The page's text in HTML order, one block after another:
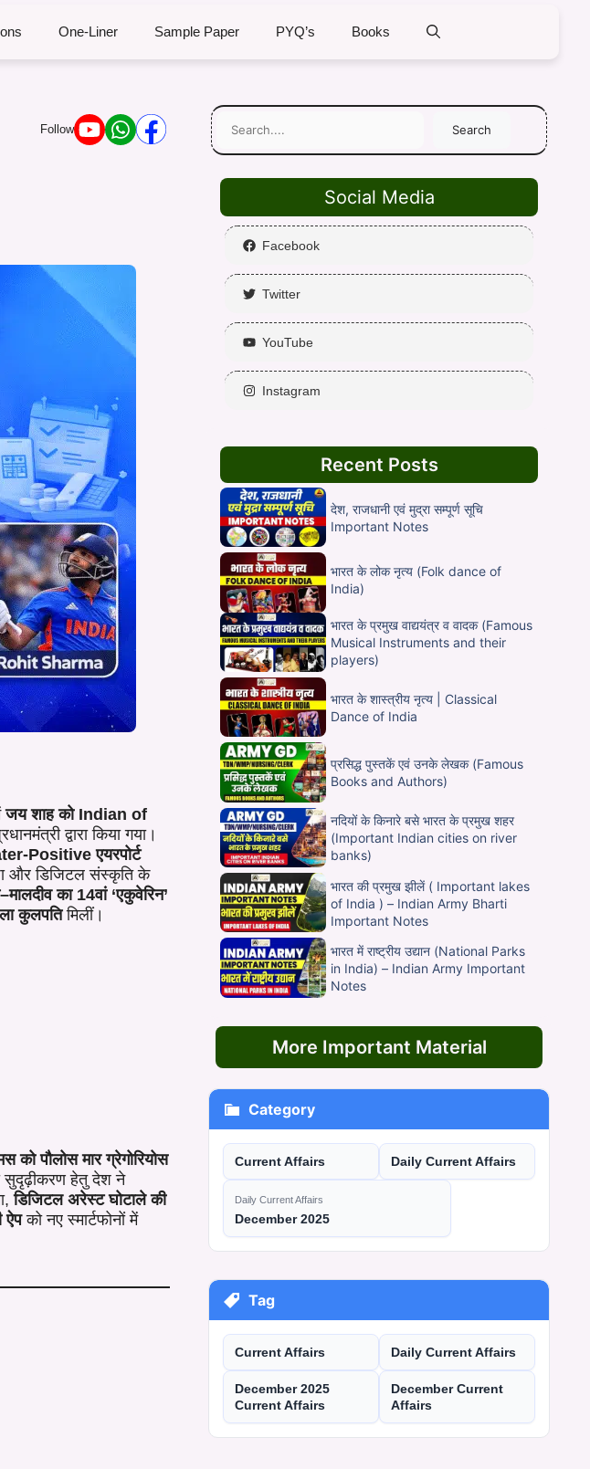
One-Liner Sample Paper PYQ’s Books
Follow
जय शाह को Indian of
द्वारा किया गया।
Positive एयरपोर्ट
और डिजिटल संस्कृति के
का 14वां ‘एकुवेरिन’
कुलपतिमिलीं।
को पौलोस मार ग्रेगोरियोस
सुदृढ़ीकरण हेतु देश ने
डिजिटल अरेस्ट घोटाले की
ऐपको नए स्मार्टफोनों में
Search
Social Media
Facebook
Twitter
YouTube
Instagram
Recent Posts
देश, राजधानी एवं मुद्रा सम्पूर्ण सूचि
Important Notes
भारत के लोक नृत्य (Folk dance of
India)
भारत के प्रमुख वाद्ययंत्र व वादक (Famous
Musical Instruments and their
players)
भारत के शास्त्रीय नृत्य | Classical
Dance of India
प्रसिद्ध पुस्तकें एवं उनके लेखक (Famous
Books and Authors)
नदियों के किनारे बसे भारत के प्रमुख शहर
(Important Indian cities on river
banks)
भारत की प्रमुख झीलें ( Important lakes
of India ) – Indian Army Bharti
Important Notes
भारत में राष्ट्रीय उद्यान (National Parks
in India) – Indian Army Important
Notes
More Important Material
Category
Current Affairs Daily Current Affairs
Daily Current Affairs
December 2025
Tag
Current Affairs Daily Current Affairs
December 2025
Current Affairs
December Current
Affairs